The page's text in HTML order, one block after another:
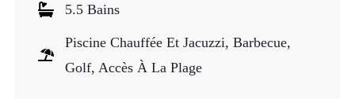
5.5 Bains
Piscine Chauffée Et Jacuzzi, Barbecue,
Golf, Accès À La Plage